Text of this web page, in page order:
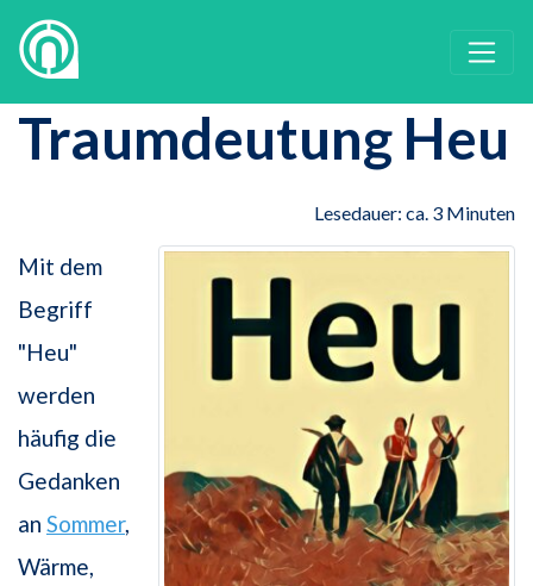
Traumdeutung Heu
Lesedauer: ca. 3 Minuten
Mit dem
Begriff
"Heu"
werden
häufig die
Gedanken
an Sommer,
Wärme,